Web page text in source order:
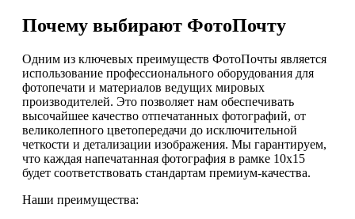
Почему выбирают ФотоПочту
Одним из ключевых преимуществ ФотоПочты является
использование профессионального оборудования для
фотопечати и материалов ведущих мировых
производителей. Это позволяет нам обеспечивать
высочайшее качество отпечатанных фотографий, от
великолепного цветопередачи до исключительной
четкости и детализации изображения. Мы гарантируем,
что каждая напечатанная фотография в рамке 10х15
будет соответствовать стандартам премиум-качества.
Наши преимущества: